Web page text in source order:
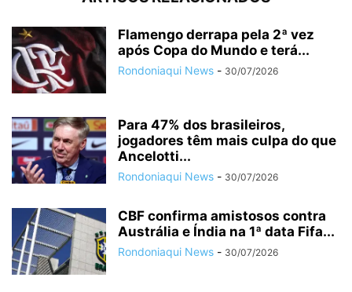
Flamengo derrapa pela 2ª vez
após Copa do Mundo e terá...
Rondoniaqui News - 30/07/2026
Para 47% dos brasileiros,
jogadores têm mais culpa do que
Ancelotti...
Rondoniaqui News - 30/07/2026
CBF confirma amistosos contra
Austrália e Índia na 1ª data Fifa...
Rondoniaqui News - 30/07/2026